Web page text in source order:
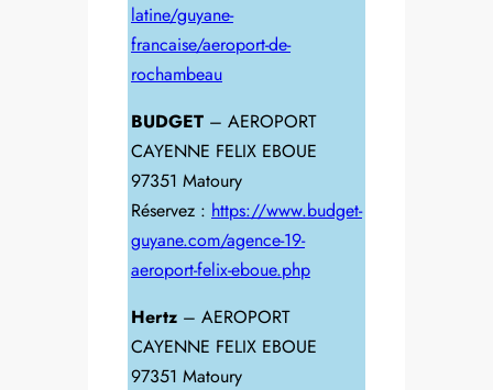
latine/guyane-
francaise/aeroport-de-
rochambeau
BUDGET – AEROPORT
CAYENNE FELIX EBOUE
97351 Matoury
Réservez : https://www.budget-
guyane.com/agence-19-
aeroport-felix-eboue.php
Hertz – AEROPORT
CAYENNE FELIX EBOUE
97351 Matoury